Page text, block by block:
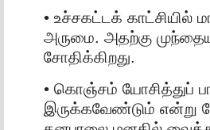
• உச்சகட்டக் காட்சியில்
அருமை. அதற்கு
சோதிக்கிறது.
• கொஞ்சம் யோசித்துப்
இருக்கவேண்டும் என்று